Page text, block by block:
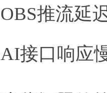
OBS推流延
AI接口响应